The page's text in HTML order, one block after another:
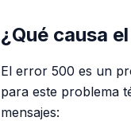
¿Qué causa
El error 500 es un
para este problema
mensajes: